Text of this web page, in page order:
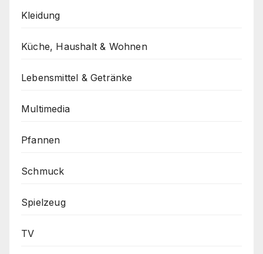
Kleidung
Küche, Haushalt & Wohnen
Lebensmittel & Getränke
Multimedia
Pfannen
Schmuck
Spielzeug
TV